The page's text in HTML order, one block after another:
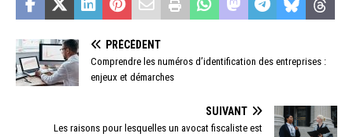
PRÉCÉDENT
Comprendre les numéros d’identification des entreprises :
enjeux et démarches
SUIVANT
Les raisons pour lesquelles un avocat fiscaliste est